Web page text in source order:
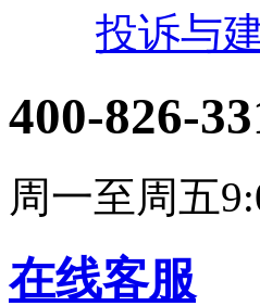
投诉与
400-826-
周一至周五
在线客服